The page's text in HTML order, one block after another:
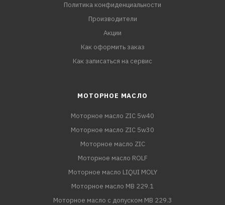
Политика конфиденциальности
Производители
Акции
Как оформить заказ
Как записаться на сервис
МОТОРНОЕ МАСЛО
Моторное масло ZIC 5w40
Моторное масло ZIC 5w30
Моторное масло ZIC
Моторное масло ROLF
Моторное масло LIQUI MOLY
Моторное масло MB 229.1
Моторное масло с допуском MB 229.3